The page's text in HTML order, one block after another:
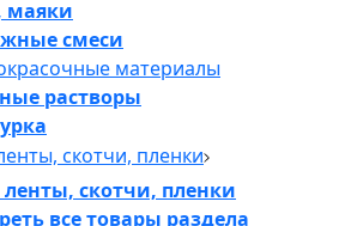
маяки
смеси
материалы
растворы
скотчи, пленки
ленты, скотчи, пленки
все товары раздела